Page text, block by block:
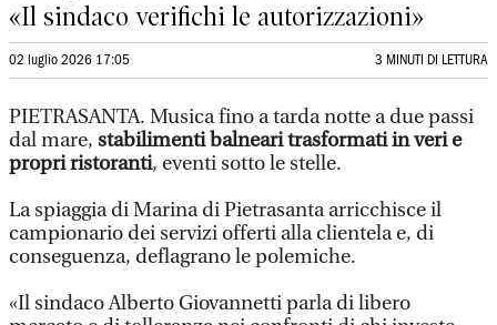
«Il sindaco verifichi le autorizzazioni»
02 luglio 2026 17:05 3 MINUTI DI LETTURA
PIETRASANTA. Musica fino a tarda notte a due passi
dal mare, stabilimenti balneari trasformati in veri e
propri ristoranti, eventi sotto le stelle.
La spiaggia di Marina di Pietrasanta arricchisce il
campionario dei servizi offerti alla clientela e, di
conseguenza, deflagrano le polemiche.
«Il sindaco Alberto Giovannetti parla di libero